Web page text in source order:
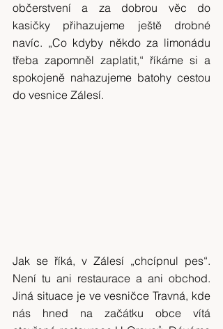
občerstvení a za dobrou věc do
kasičky přihazujeme ještě drobné
navíc. „Co kdyby někdo za limonádu
třeba zapomněl zaplatit,“ říkáme si a
spokojeně nahazujeme batohy cestou
do vesnice Zálesí.
Jak se říká, v Zálesí „chcípnul pes“.
Není tu ani restaurace a ani obchod.
Jiná situace je ve vesničce Travná, kde
nás hned na začátku obce vítá